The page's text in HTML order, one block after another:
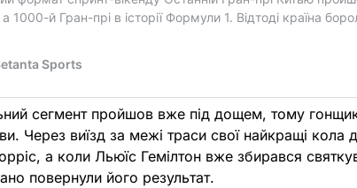
сегмент пройшов вже під дощем, тому
Через виїзд за межі траси свої найкращі кола
а коли Льюїс Гемілтон вже збирався
повернули його результат.